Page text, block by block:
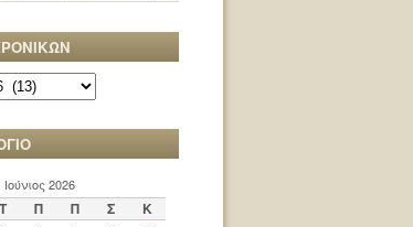
Ιούνιος 2026
Τ Π Π Σ
Κ